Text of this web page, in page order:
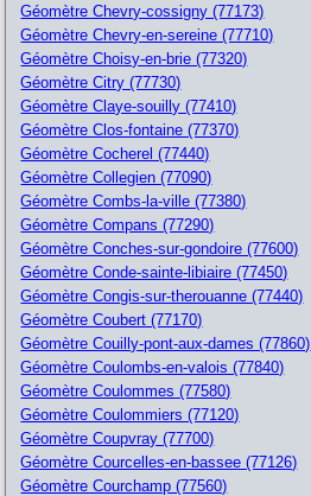
Géomètre Chevry-cossigny (77173)
Géomètre Chevry-en-sereine (77710)
Géomètre Choisy-en-brie (77320)
Géomètre Citry (77730)
Géomètre Claye-souilly (77410)
Géomètre Clos-fontaine (77370)
Géomètre Cocherel (77440)
Géomètre Collegien (77090)
Géomètre Combs-la-ville (77380)
Géomètre Compans (77290)
Géomètre Conches-sur-gondoire (77600)
Géomètre Conde-sainte-libiaire (77450)
Géomètre Congis-sur-therouanne (77440)
Géomètre Coubert (77170)
Géomètre Couilly-pont-aux-dames (77860)
Géomètre Coulombs-en-valois (77840)
Géomètre Coulommes (77580)
Géomètre Coulommiers (77120)
Géomètre Coupvray (77700)
Géomètre Courcelles-en-bassee (77126)
Géomètre Courchamp (77560)